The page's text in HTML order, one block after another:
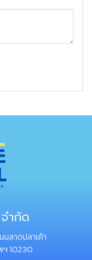
ำกัด
ลาดปลาเค้า
ฯ 10230